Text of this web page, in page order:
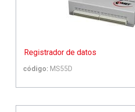
Registrador de datos
código: MS55D